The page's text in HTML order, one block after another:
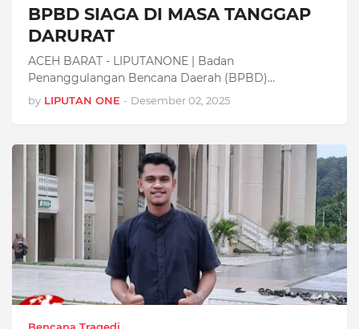
BPBD SIAGA DI MASA TANGGAP
DARURAT
ACEH BARAT - LIPUTANONE | Badan
Penanggulangan Bencana Daerah (BPBD)
Kabupaten Aceh Ba…
by LIPUTAN ONE - Desember 02, 2025